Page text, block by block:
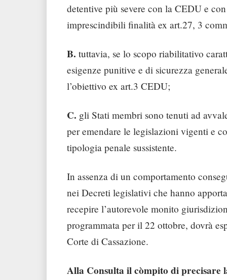
detentive più severe con la CEDU e
imprescindibili finalità ex art.27, 3
B. tuttavia, se lo scopo riabilitativo
esigenze punitive e di sicurezza
l’obiettivo ex art.3 CEDU;
C. gli Stati membri sono tenuti ad
per emendare le legislazioni vigenti e
tipologia penale sussistente.
In assenza di un comportamento
nei Decreti legislativi che hanno
recepire l’autorevole monito
programmata per il 22 ottobre, dovrà
Corte di Cassazione.
Alla Consulta il còmpito di precisare